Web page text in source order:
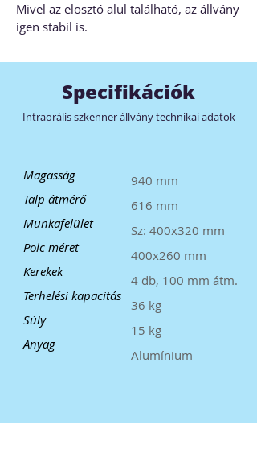
Mivel az elosztó alul található, az állvány
igen stabil is.
Specifikációk
Intraorális szkenner állvány technikai adatok
Magasság
Talp átmérő
Munkafelület
Polc méret
Kerekek
Terhelési kapacitás
Súly
Anyag
940 mm
616 mm
Sz: 400x320 mm
400x260 mm
4 db, 100 mm átm.
36 kg
15 kg
Alumínium